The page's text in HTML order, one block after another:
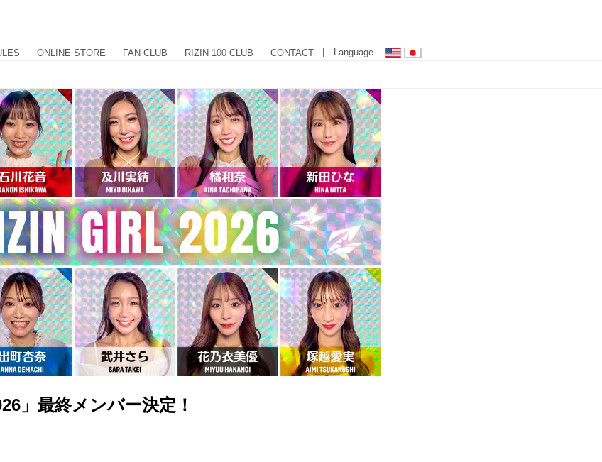
ONLINE STORE FAN CLUB RIZIN 100 CLUB CONTACT | Language
」最終メンバー決定！